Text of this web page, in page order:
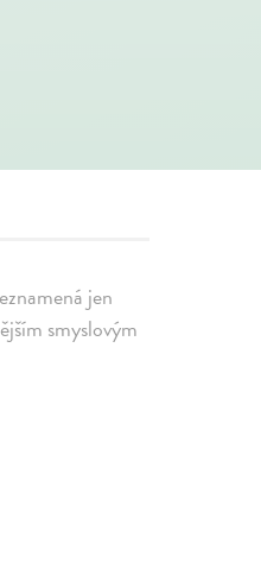
jen
smyslovým